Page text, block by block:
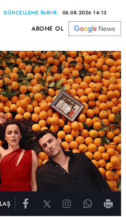
GÜNCELLEME TARİHİ: 06.08.2026 14:13
ABONE OL